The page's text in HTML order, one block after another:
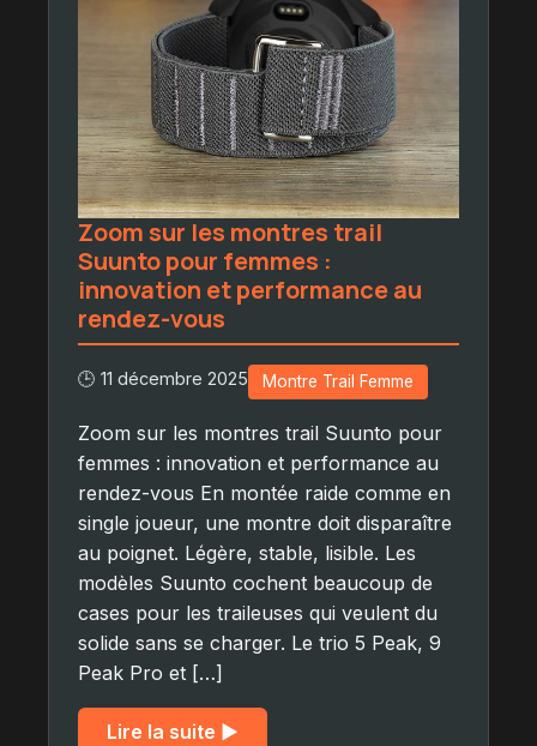
Zoom sur les montres trail
Suunto pour femmes :
innovation et performance au
rendez-vous
🕒 11 décembre 2025 Montre Trail Femme
Zoom sur les montres trail Suunto pour
femmes : innovation et performance au
rendez-vous En montée raide comme en
single joueur, une montre doit disparaître
au poignet. Légère, stable, lisible. Les
modèles Suunto cochent beaucoup de
cases pour les traileuses qui veulent du
solide sans se charger. Le trio 5 Peak, 9
Peak Pro et […]
Lire la suite ▶︎